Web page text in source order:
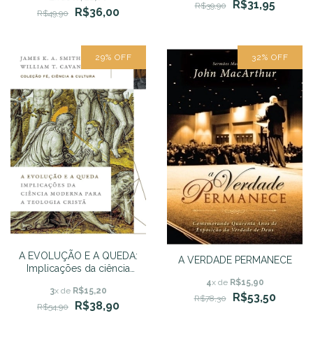
R$49,90
R$36,00
da Vida
R$39,90
R$31,95
29% OFF
A EVOLUÇÃO E A QUEDA:
Implicações da ciência
cristã
3x de R$15,20
R$54,90
R$38,90
32% OFF
A VERDADE PERMANECE
4x de R$15,90
R$78,30
R$53,50